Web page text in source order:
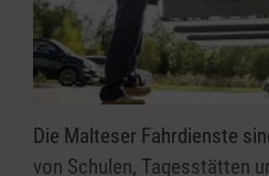
Die Malteser Fahrdienste
von Schulen, Tagesstätten